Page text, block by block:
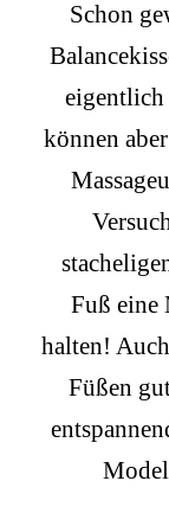
Schon
eigentlich
können
Fuß eine
halten!
Füßen